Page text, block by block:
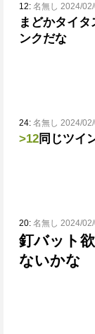
12: 名無し 2024/
まどかタイ
ンクだな
24: 名無し 2024/
>12同じツイ
20: 名無し 2024/
釘バット
ないかな